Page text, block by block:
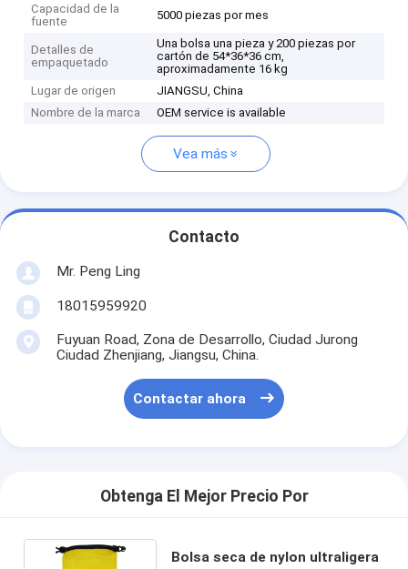
Capacidad de la
fuente
5000 piezas por mes
Detalles de
empaquetado
Una bolsa una pieza y 200 piezas por
cartón de 54*36*36 cm,
aproximadamente 16 kg
Lugar de origen
JIANGSU, China
Nombre de la marca
OEM service is available
Vea más
Contacto
Mr. Peng Ling
18015959920
Fuyuan Road, Zona de Desarrollo, Ciudad Jurong
Ciudad Zhenjiang, Jiangsu, China.
Contactar ahora
Obtenga El Mejor Precio Por
Bolsa seca de nylon ultraligera